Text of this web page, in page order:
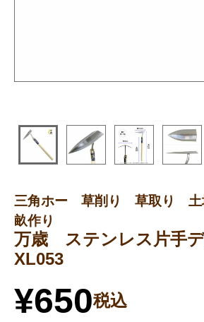
三角ホー 草削り 草取り
畝作り
万歳 ステンレス片手
XL053
¥650税込